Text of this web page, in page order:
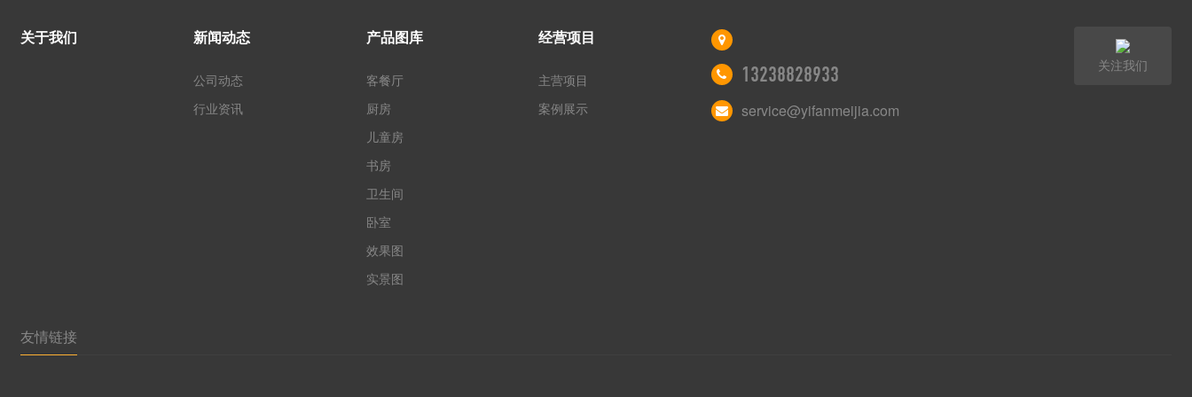
关于我们 新闻动态
公司动态
行业资讯
产品图库
客餐厅
厨房
儿童房
书房
卫生间
卧室
效果图
实景图
经营项目
主营项目
案例展示
13238828933
service@yifanmeijia.com
关注我们
友情链接